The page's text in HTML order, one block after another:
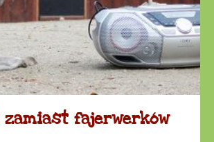
fajerwerków